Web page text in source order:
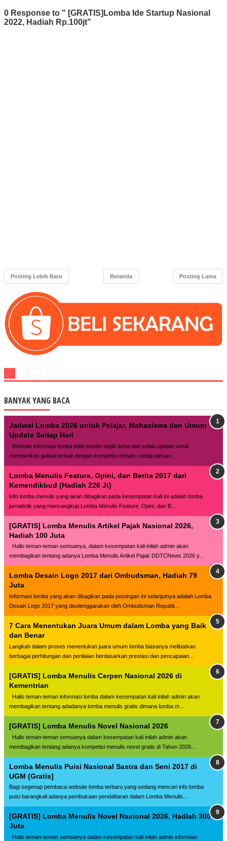
0 Response to " [GRATIS]Lomba Ide Startup Nasional
2022, Hadiah Rp.100jt"
Posting Lebih Baru Posting Lama
Beranda
BANYAK YANG BACA
Jadwal Lomba 2026 untuk Pelajar, Mahasiswa dan Umum
Update Setiap Hari
Website lnformasi lomba telah berdiri sejak lama dan selalu update untuk
memberikan jadwal terkait dengan kompetisi terbaru setiap tahuan...
Lomba Menulis Feature, Opini, dan Berita 2017 dari
Kemendikbud (Hadiah 226 Jt)
Info lomba menulis yang akan dibagikan pada kesempatan kali ini adalah lomba
jurnalistik yang mencangkup Lomba Menulis Feature, Opini, dan B...
[GRATIS] Lomba Menulis Artikel Pajak Nasional 2026,
Hadiah 100 Juta
Hallo teman-teman semuanya, dalam kesempatan kali inilah admin akan
membagikan tentang adanya Lomba Menulis Artikel Pajak DDTCNews 2026 y...
Lomba Desain Logo 2017 dari Ombudsman, Hadiah 79
Juta
Informasi lomba yang akan dibagikan pada postingan ini selanjutnya adalah Lomba
Desain Logo 2017 yang diselenggarakan oleh Ombudsman Republi...
7 Cara Menentukan Juara Umum dalam Lomba yang Baik
dan Benar
Langkah dalam proses menentukan juara umum lomba biasanya melibatkan
berbagai perhitungan dan penilaian berdasarkan prestasi dan pencapaian...
[GRATIS] Lomba Menulis Cerpen Nasional 2026 di
Kementrian
Hallo teman-teman informasi lomba dalam kesempatan kali inilah admin akan
membagikan tentang adadanya lomba menulis gratis dimana lomba m...
[GRATIS] Lomba Menulis Novel Nasional 2026
Hallo teman-teman semuanya dalam kesempatan kali inilah admin akan
membagikan tentang adanya kompetisi menulis novel gratis di Tahun 2026...
Lomba Menulis Puisi Nasional Sastra dan Seni 2017 di
UGM (Gratis]
Bagi segenap pembaca website lomba terbaru yang sedang mencari info lomba
puisi barangkali adanya pembukaan pendaftaran dalam Lomba Menulis...
[GRATIS] Lomba Menulis Novel Nasional 2026, Hadiah 300
Juta
Hallo teman-teman semuanya dalam kesempatan kali inilah admin informasi